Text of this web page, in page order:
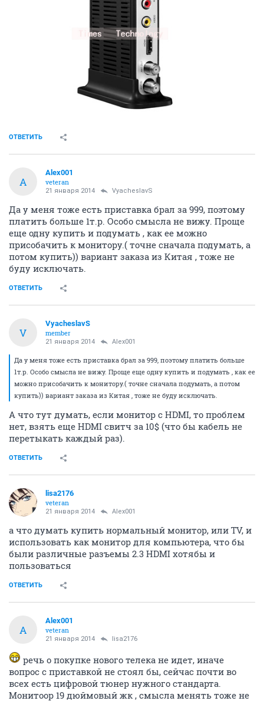
ОТВЕТИТЬ
A
Alex001
veteran
21 января 2014 VyacheslavS
Да у меня тоже есть приставка брал за 999, поэтому
платить больше 1т.р. Особо смысла не вижу. Проще
еще одну купить и подумать , как ее можно
присобачить к монитору.( точне сначала подумать, а
потом купить)) вариант заказа из Китая , тоже не
буду исключать.
ОТВЕТИТЬ
V
VyacheslavS
member
21 января 2014 Alex001
Да у меня тоже есть приставка брал за 999, поэтому платить больше
1т.р. Особо смысла не вижу. Проще еще одну купить и подумать , как ее
можно присобачить к монитору.( точне сначала подумать, а потом
купить)) вариант заказа из Китая , тоже не буду исключать.
А что тут думать, если монитор c HDMI, то проблем
нет, взять еще HDMI свитч за 10$ (что бы кабель не
перетыкать каждый раз).
ОТВЕТИТЬ
lisa2176
veteran
21 января 2014 Alex001
а что думать купить нормальный монитор, или TV, и
использовать как монитор для компьютера, что бы
были различные разъемы 2.3 HDMI хотябы и
пользоваться
ОТВЕТИТЬ
A
Alex001
veteran
21 января 2014 lisa2176
речь о покупке нового телека не идет, иначе
вопрос с приставкой не стоял бы, сейчас почти во
всех есть цифровой тюнер нужного стандарта.
Монитоор 19 дюймовый жк , смысла менять тоже не